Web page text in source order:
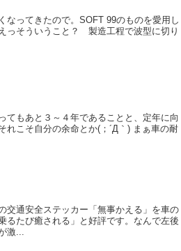
なってきたので。SOFT 99のものを愛用し
っそういうこと？ 製造工程で波型に切り
てもあと３～４年であることと、定年に向
れこそ自分の余命とか(；´Д｀) まぁ車の耐
交通安全ステッカー「無事かえる」を車の
るたび癒される」と好評です。なんで左後
激...